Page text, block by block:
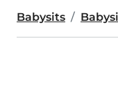
Babysits